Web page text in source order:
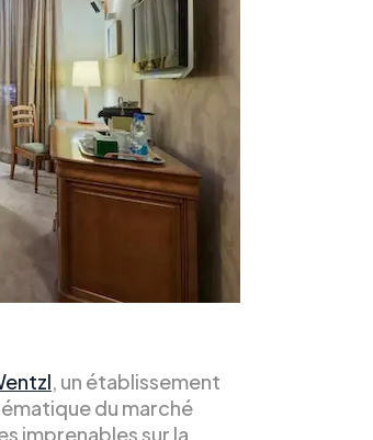
, un établissement
du marché
imprenables sur la